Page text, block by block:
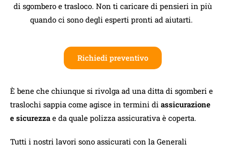
di sgombero e trasloco. Non ti caricare di pensieri in più
quando ci sono degli esperti pronti ad aiutarti.
Richiedi preventivo
È bene che chiunque si rivolga ad una ditta di sgomberi e
traslochi sappia come agisce in termini di assicurazione
e sicurezza e da quale polizza assicurativa è coperta.
Tutti i nostri lavori sono assicurati con la Generali